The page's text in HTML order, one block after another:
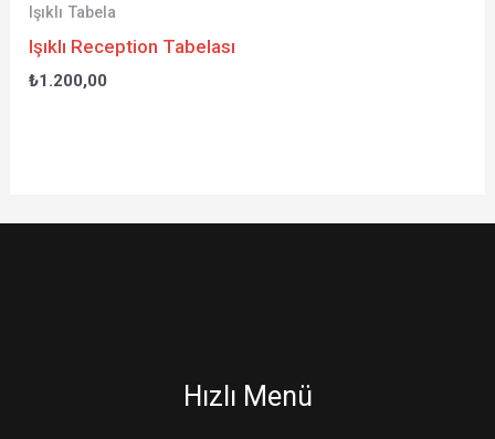
Işıklı Tabela
Işıklı Reception Tabelası
₺1.200,00
Hızlı Menü